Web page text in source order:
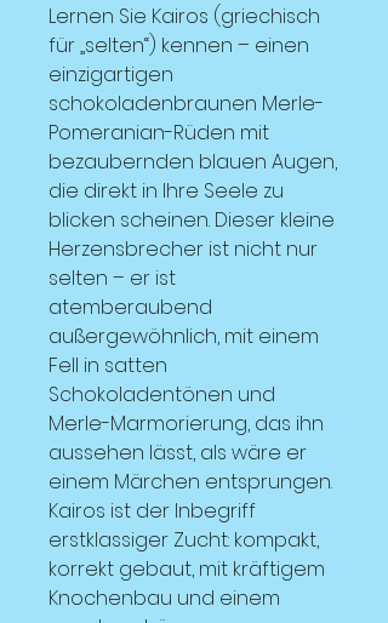
Lernen Sie Kairos (griechisch
für „selten“) kennen – einen
einzigartigen
schokoladenbraunen Merle-
Pomeranian-Rüden mit
bezaubernden blauen Augen,
die direkt in Ihre Seele zu
blicken scheinen. Dieser kleine
Herzensbrecher ist nicht nur
selten – er ist
atemberaubend
außergewöhnlich, mit einem
Fell in satten
Schokoladentönen und
Merle-Marmorierung, das ihn
aussehen lässt, als wäre er
einem Märchen entsprungen.
Kairos ist der Inbegriff
erstklassiger Zucht: kompakt,
korrekt gebaut, mit kräftigem
Knochenbau und einem